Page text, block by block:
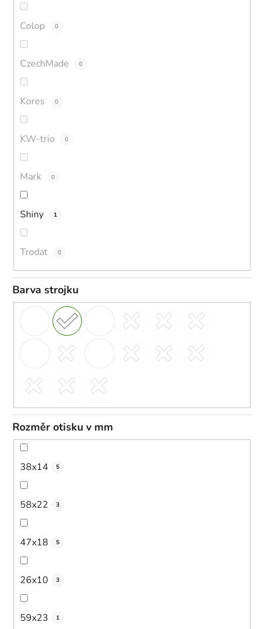
Colop 0
CzechMade 0
Kores 0
KW-trio 0
Mark 0
Shiny 1
Trodat 0
Barva strojku
Rozměr otisku v mm
38x14 5
58x22 3
47x18 5
26x10 3
59x23 1